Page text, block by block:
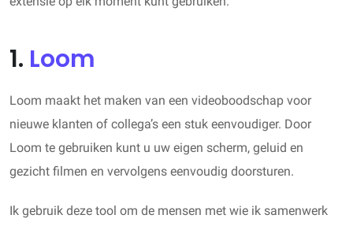
1. Loom
Loom maakt het maken van een videoboodschap voor
nieuwe klanten of collega’s een stuk eenvoudiger. Door
Loom te gebruiken kunt u uw eigen scherm, geluid en
gezicht filmen en vervolgens eenvoudig doorsturen.
Ik gebruik deze tool om de mensen met wie ik samenwerk